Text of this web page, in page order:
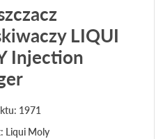
LIQUI
Injection
1971
Liqui Moly